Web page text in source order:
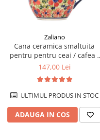
Colectia Blue Spring
Zaliano
Cana ceramica smaltuita
pentru pentru ceai / cafea /
vin fiert Fire Poppies, in forma
320 ml
147,00 Lei
ULTIMUL PRODUS IN STOC
ADAUGA IN COS